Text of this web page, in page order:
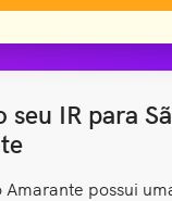
seu IR para
Amarante possui